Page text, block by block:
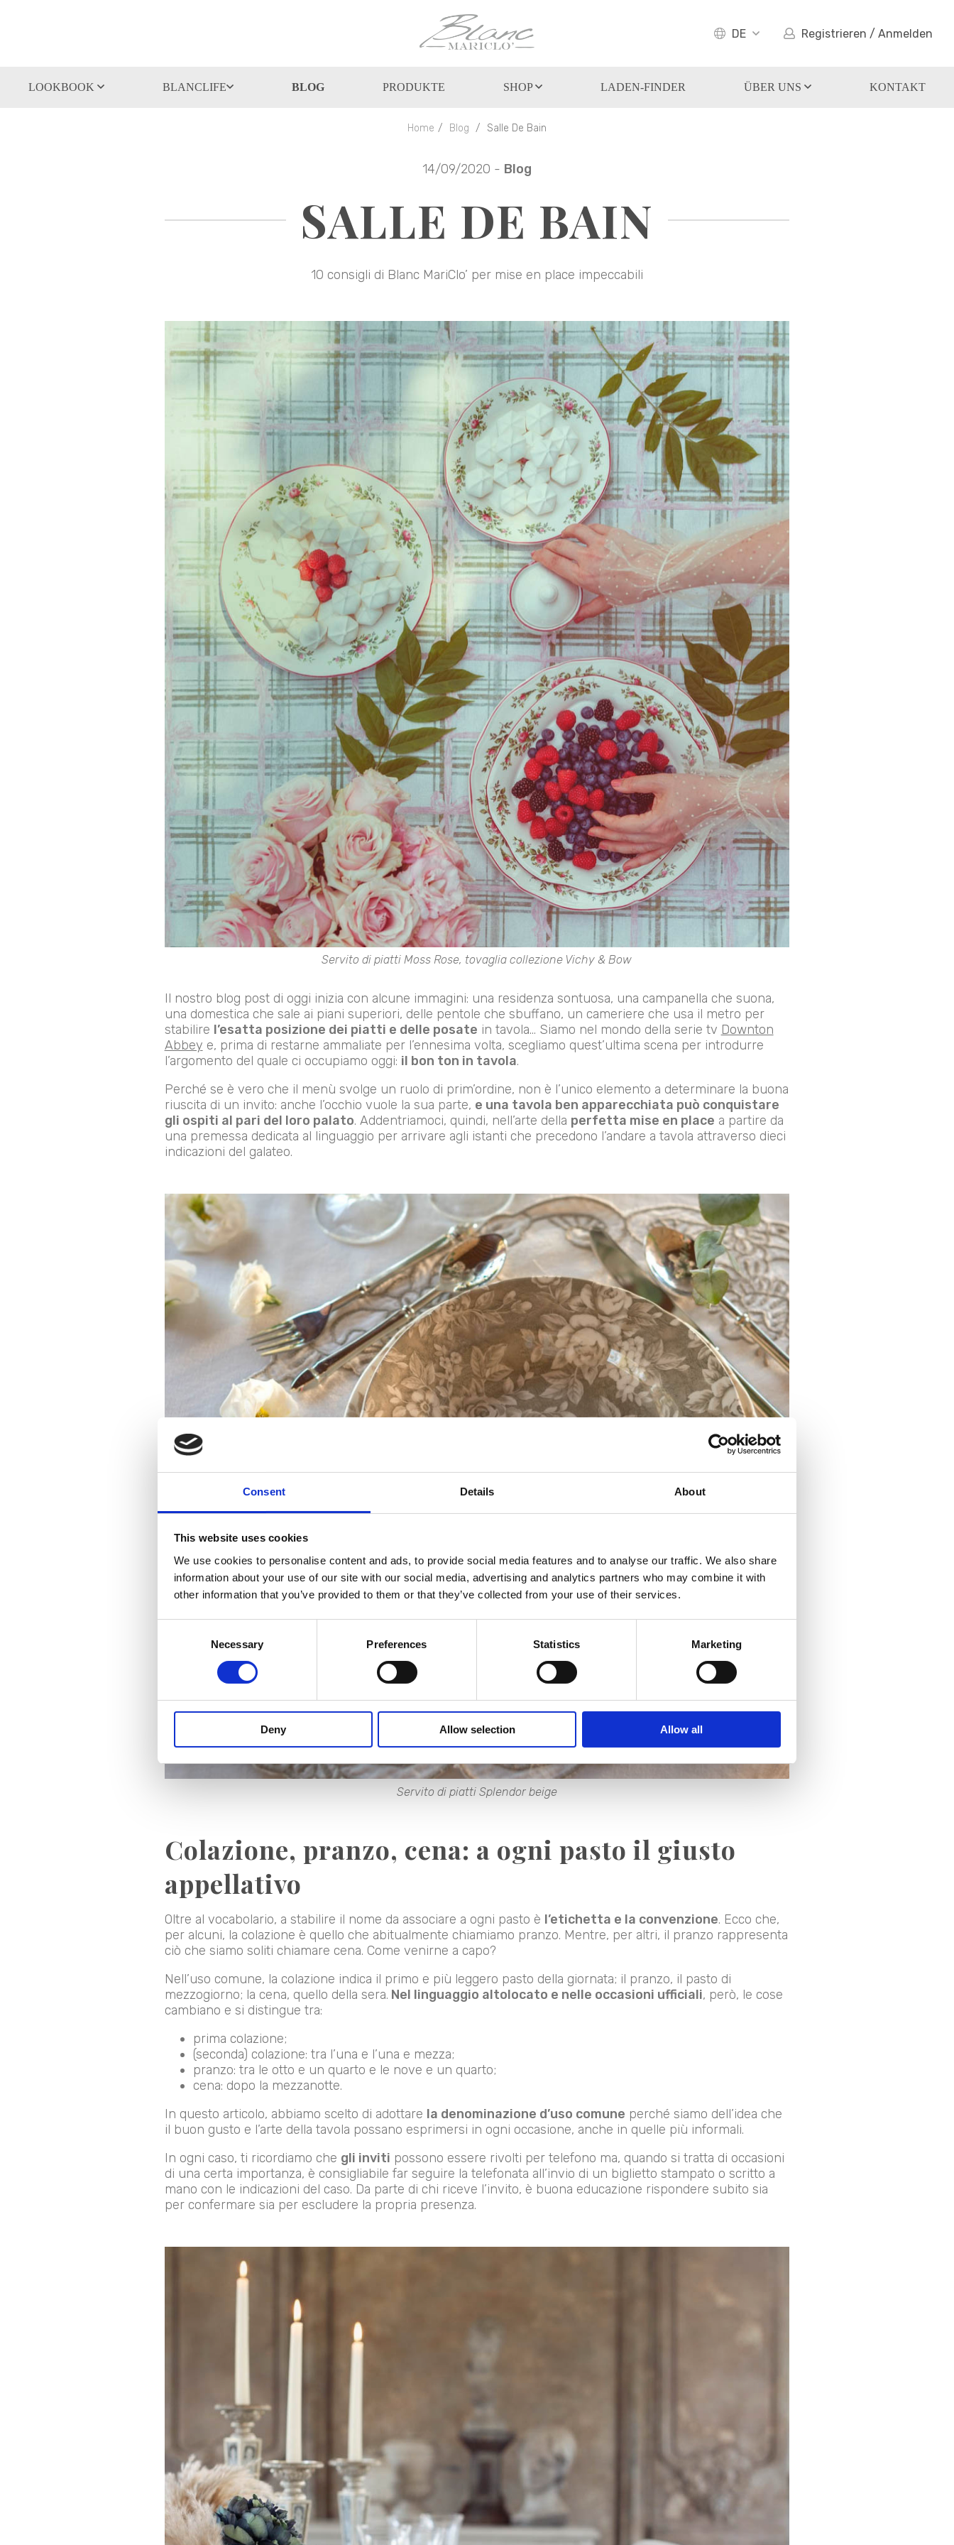
Consent Details About
This website uses cookies
We use cookies to personalise content and ads, to provide social media features and to analyse our traffic. We also share
information about your use of our site with our social media, advertising and analytics partners who may combine it with
other information that you’ve provided to them or that they’ve collected from your use of their services.
Necessary Preferences Statistics Marketing
Deny Allow selection Allow all
DE Registrieren / Anmelden
LOOKBOOK BLANCLIFE BLOG PRODUKTE SHOP LADEN-FINDER ÜBER UNS KONTAKT
Home Blog Salle De Bain
14/09/2020 - Blog
SALLE DE BAIN
10 consigli di Blanc MariClo’ per mise en place impeccabili
Servito di piattiMoss Rose, tovaglia collezione Vichy & Bow
Il nostro blog post di oggi inizia con alcune immagini: una residenza sontuosa, una campanella che suona,
una domestica che sale ai piani superiori, delle pentole che sbuffano, un cameriere che usa il metro per
stabilire l’esatta posizione dei piatti e delle posate in tavola… Siamo nel mondo della serie tv Downton
Abbey e, prima di restarne ammaliate per l’ennesima volta, scegliamo quest’ultima scena per introdurre
l’argomento del quale ci occupiamo oggi: il bon ton in tavola.
Perché se è vero che il menù svolge un ruolo di prim’ordine, non è l’unico elemento a determinare la buona
riuscita di un invito: anche l’occhio vuole la sua parte, e una tavola ben apparecchiata può conquistare
gli ospiti al pari del loro palato. Addentriamoci, quindi, nell’arte della perfetta mise en place a partire da
una premessa dedicata al linguaggio per arrivare agli istanti che precedono l’andare a tavola attraverso dieci
indicazioni del galateo.
Servito di piatti Splendor beige
Colazione, pranzo, cena: a ogni pasto il giusto
appellativo
Oltre al vocabolario, a stabilire il nome da associare a ogni pasto è l’etichetta e la convenzione. Ecco che,
per alcuni, la colazione è quello che abitualmente chiamiamo pranzo. Mentre, per altri, il pranzo rappresenta
ciò che siamo soliti chiamare cena. Come venirne a capo?
Nell’uso comune, la colazione indica il primo e più leggero pasto della giornata; il pranzo, il pasto di
mezzogiorno; la cena, quello della sera. Nel linguaggio altolocato e nelle occasioni ufficiali, però, le cose
cambiano e si distingue tra:
prima colazione;
(seconda) colazione: tra l’una e l’una e mezza;
pranzo: tra le otto e un quarto e le nove e un quarto;
cena: dopo la mezzanotte.
In questo articolo, abbiamo scelto di adottare la denominazione d’uso comune perché siamo dell’idea che
il buon gusto e l’arte della tavola possano esprimersi in ogni occasione, anche in quelle più informali.
In ogni caso, ti ricordiamo che gli inviti possono essere rivolti per telefono ma, quando si tratta di occasioni
di una certa importanza, è consigliabile far seguire la telefonata all’invio di un biglietto stampato o scritto a
mano con le indicazioni del caso. Da parte di chi riceve l’invito, è buona educazione rispondere subito sia
per confermare sia per escludere la propria presenza.